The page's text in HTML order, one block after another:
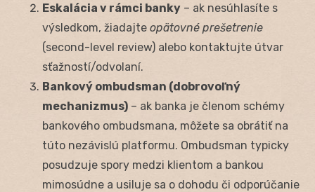
Eskalácia v rámci banky – ak nesúhlasíte s
výsledkom, žiadajte opätovné prešetrenie
(second-level review) alebo kontaktujte útvar
sťažností/odvolaní.
Bankový ombudsman (dobrovoľný
mechanizmus) – ak banka je členom schémy
bankového ombudsmana, môžete sa obrátiť na
túto nezávislú platformu. Ombudsman typicky
posudzuje spory medzi klientom a bankou
mimosúdne a usiluje sa o dohodu či odporúčanie